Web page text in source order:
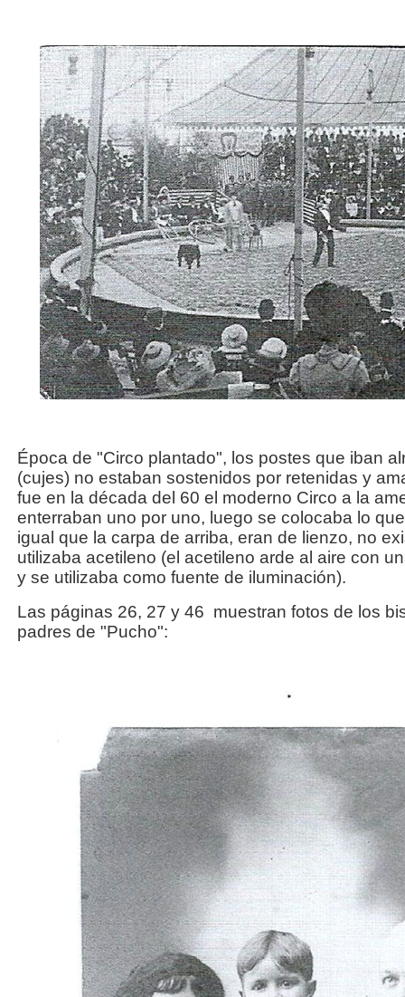
Época de "Circo plantado", los postes que iban
(cujes) no estaban sostenidos por retenidas y
fue en la década del 60 el moderno Circo a la
enterraban uno por uno, luego se colocaba lo
igual que la carpa de arriba, eran de lienzo, no
utilizaba acetileno (el acetileno arde al aire con
y se utilizaba como fuente de iluminación).
Las páginas 26, 27 y 46 muestran fotos de los
padres de "Pucho":